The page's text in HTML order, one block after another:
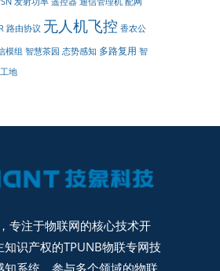
路由协议 无人机飞控 香农公
模组 智慧茶园 态势感知 多路复用 智
地
专注于物联网的核心技术开
识产权的TPUNB物联专网技